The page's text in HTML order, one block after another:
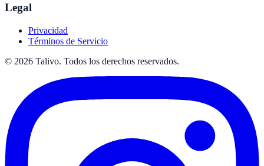
Legal
Privacidad
Términos de Servicio
© 2026 Talivo. Todos los derechos reservados.